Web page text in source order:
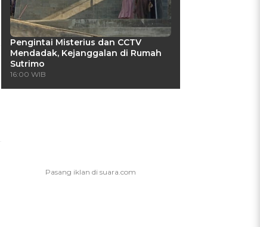
Pengintai Misterius dan CCTV
Mendadak, Kejanggalan di Rumah
Sutrimo
16:00 WIB